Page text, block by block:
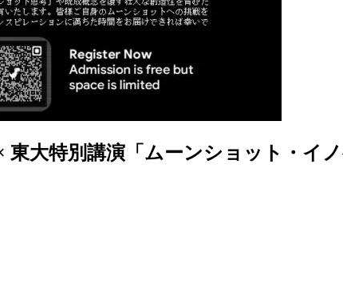
東大特別講演「ムーンショット・イ